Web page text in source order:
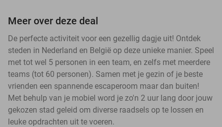
Meer over deze deal
De perfecte activiteit voor een gezellig dagje uit! Ontdek
steden in Nederland en België op deze unieke manier. Speel
met tot wel 5 personen in een team, en zelfs met meerdere
teams (tot 60 personen). Samen met je gezin of je beste
vrienden een spannende escaperoom maar dan buiten!
Met behulp van je mobiel word je zo'n 2 uur lang door jouw
gekozen stad geleid om diverse raadsels op te lossen en
leuke opdrachten uit te voeren.